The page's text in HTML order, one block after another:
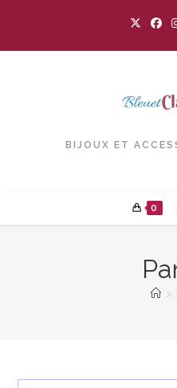
content
BIJOUX ET
0
>